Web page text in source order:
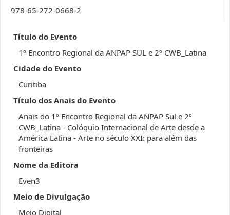
978-65-272-0668-2
Título do Evento
1º Encontro Regional da ANPAP SUL e 2º CWB_Latina
Cidade do Evento
Curitiba
Título dos Anais do Evento
Anais do 1º Encontro Regional da ANPAP Sul e 2º
CWB_Latina - Colóquio Internacional de Arte desde a
América Latina - Arte no século XXI: para além das
fronteiras
Nome da Editora
Even3
Meio de Divulgação
Meio Digital